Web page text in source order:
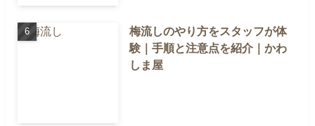
梅流しのやり方をスタッフが体
験｜手順と注意点を紹介｜かわ
しま屋